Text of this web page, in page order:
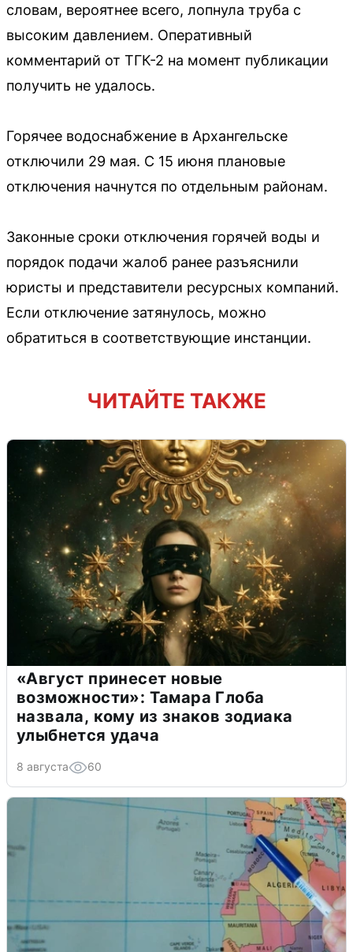
словам, вероятнее всего, лопнула труба с
высоким давлением. Оперативный
комментарий от ТГК-2 на момент публикации
получить не удалось.
Горячее водоснабжение в Архангельске
отключили 29 мая. С 15 июня плановые
отключения начнутся по отдельным районам.
Законные сроки отключения горячей воды и
порядок подачи жалоб ранее разъяснили
юристы и представители ресурсных компаний.
Если отключение затянулось, можно
обратиться в соответствующие инстанции.
ЧИТАЙТЕ ТАКЖЕ
«Август принесет новые
возможности»: Тамара Глоба
назвала, кому из знаков зодиака
улыбнется удача
8 августа 60